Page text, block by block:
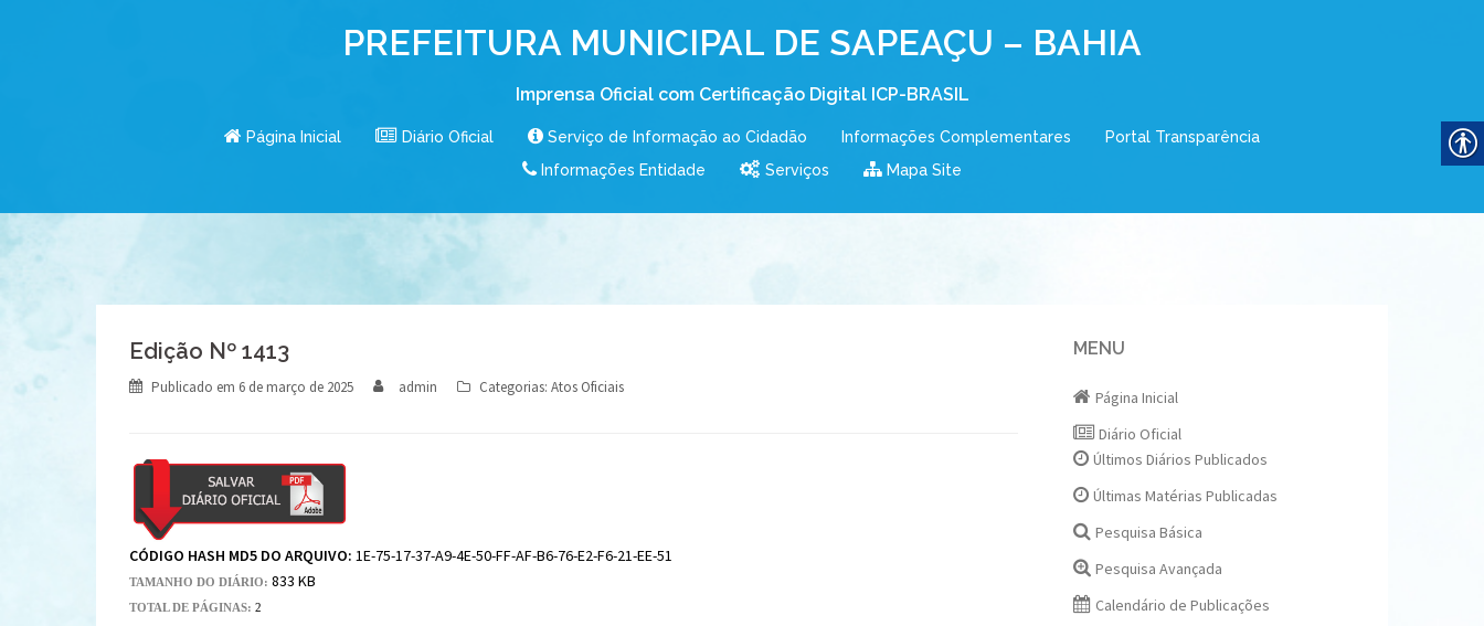
PREFEITURA MUNICIPAL DE SAPEAÇU – BAHIA
Imprensa Oficial com Certificação Digital ICP-BRASIL
Página Inicial Diário Oficial Serviço de Informação ao Cidadão Informações Complementares
Portal Transparência
Informações Entidade
Serviços Mapa Site
Edição Nº 1413
Publicado em 6 de março de 2025 admin Categorias: Atos Oficiais
CÓDIGO HASH MD5 DO ARQUIVO: 1E-75-17-37-A9-4E-50-FF-AF-B6-76-E2-F6-21-EE-51
TAMANHO DO DIÁRIO: 833 KB
TOTAL DE PÁGINAS: 2
MENU
Página Inicial
Diário Oficial
Últimos Diários Publicados
Últimas Matérias Publicadas
Pesquisa Básica
Pesquisa Avançada
Calendário de Publicações